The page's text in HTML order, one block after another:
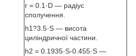
r = 0.1·D — радіус
сполучення.
h1?3.5·S — висота
циліндричної частини.
h2 = 0.1935·S-0.455·S —